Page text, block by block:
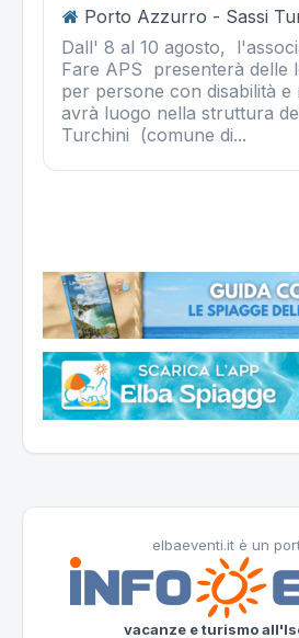
Porto Azzurro - Sassi
Dall' 8 al 10 agosto,
Fare APS presenterà delle
per persone con disabilità e
avrà luogo nella struttura
Turchini (comune di...
elbaeventi.it è un
vacanze e turismo